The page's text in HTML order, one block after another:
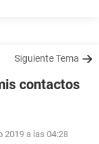
Siguiente Tema
contactos
2019 a las 04:28